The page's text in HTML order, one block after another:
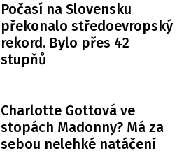
Počasí na Slovensku
překonalo středoevropský
rekord. Bylo přes 42
stupňů
Charlotte Gottová ve
stopách Madonny? Má za
sebou nelehké natáčení